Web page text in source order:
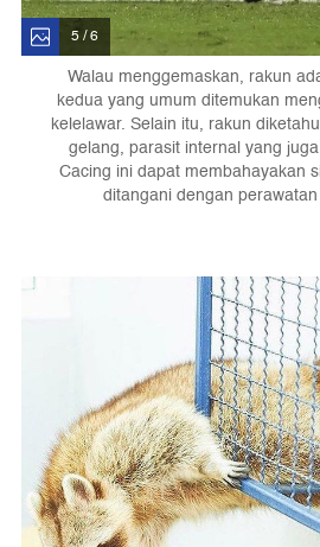
5 / 6
Walau menggemaskan, rakun
kedua yang umum ditemukan
kelelawar. Selain itu, rakun
gelang, parasit internal yang
Cacing ini dapat membahayakan
ditangani dengan